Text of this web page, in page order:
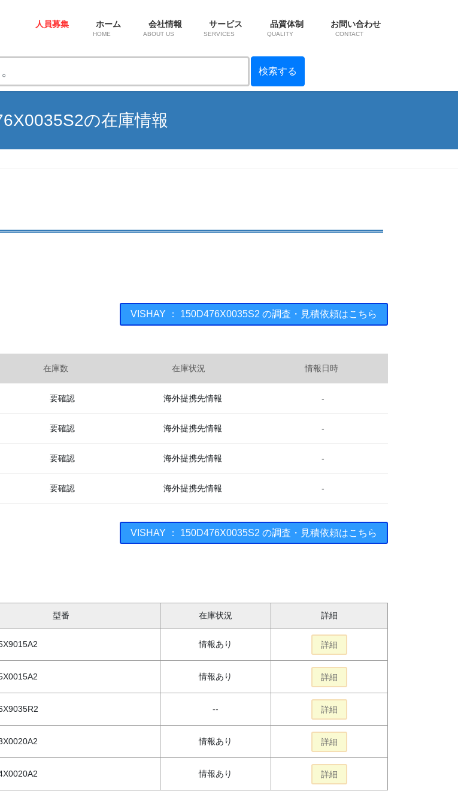
人員募集 ホーム
HOME
会社情報
ABOUT US
サービス
SERVICES
品質体制
QUALITY
お問い合わせ
CONTACT
の在庫情報
VISHAY ： 150D476X0035S2 の調査・見積依頼はこちら
在庫数 在庫状況 情報日時
要確認 海外提携先情報 -
要確認 海外提携先情報 -
要確認 海外提携先情報 -
要確認 海外提携先情報 -
VISHAY ： 150D476X0035S2 の調査・見積依頼はこちら
型番 在庫状況 詳細
情報あり 詳細
情報あり 詳細
-- 詳細
情報あり 詳細
情報あり 詳細